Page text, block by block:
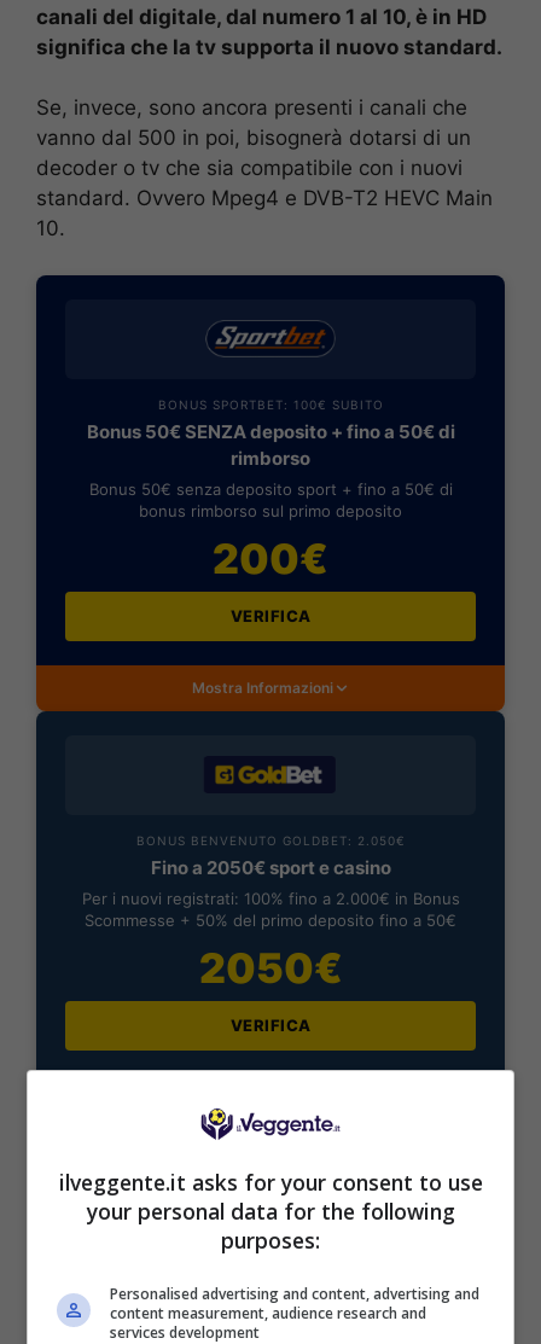
canali del digitale, dal numero 1 al 10, è in HD
significa che la tv supporta il nuovo standard.
Se, invece, sono ancora presenti i canali che
vanno dal 500 in poi, bisognerà dotarsi di un
decoder o tv che sia compatibile con i nuovi
standard. Ovvero Mpeg4 e DVB-T2 HEVC Main
10.
BONUS SPORTBET: 100€ SUBITO
Bonus 50€ SENZA deposito + fino a 50€ di
rimborso
Bonus 50€ senza deposito sport + fino a 50€ di
bonus rimborso sul primo deposito
200€
VERIFICA
Mostra Informazioni
BONUS BENVENUTO GOLDBET: 2.050€
Fino a 2050€ sport e casino
Per i nuovi registrati: 100% fino a 2.000€ in Bonus
Scommesse + 50% del primo deposito fino a 50€
2050€
VERIFICA
BONUS BENVENUTO LOTTOMATICA: 2050€
Per i nuovi utenti della piattaforma: 100% fino a 50€ in
Bonus Scommesse + 100% fino a 2000€ in Bonus
ilveggente.it asks for your consent to use
your personal data for the following
purposes:
Personalised advertising and content, advertising and
content measurement, audience research and
services development